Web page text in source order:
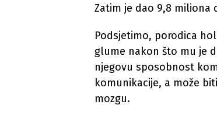
Zatim je dao 9,8 miliona
Podsjetimo, porodica
glume nakon što mu je
njegovu sposobnost
komunikacije, a može
mozgu.